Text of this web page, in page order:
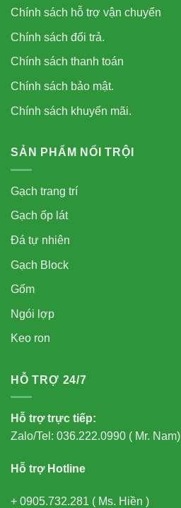
Chính sách hỗ trợ vận chuyển
Chính sách đổi trả.
Chính sách thanh toán
Chính sách bảo mật.
Chính sách khuyến mãi.
SẢN PHẨM NỔI TRỘI
Gạch trang trí
Gạch ốp lát
Đá tự nhiên
Gạch Block
Gốm
Ngói lợp
Keo ron
HỖ TRỢ 24/7
Hỗ trợ trực tiếp:
Zalo/Tel: 036.222.0990 ( Mr. Nam)
Hỗ trợ Hotline
+ 0905.732.281 ( Ms. Hiền )